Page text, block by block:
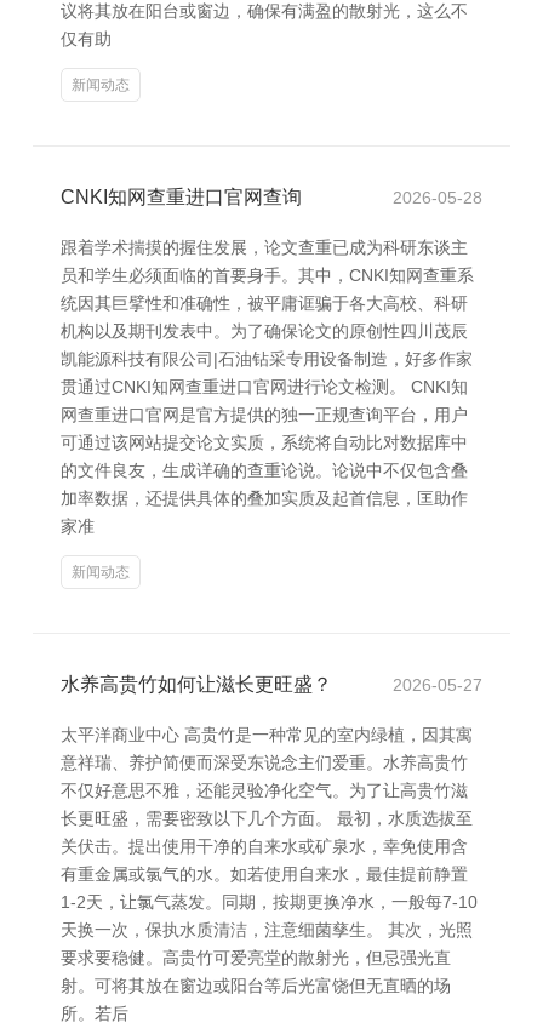
议将其放在阳台或窗边，确保有满盈的散射光，这么不
仅有助
新闻动态
CNKI知网查重进口官网查询 2026-05-28
跟着学术揣摸的握住发展，论文查重已成为科研东谈主
员和学生必须面临的首要身手。其中，CNKI知网查重系
统因其巨擘性和准确性，被平庸诓骗于各大高校、科研
机构以及期刊发表中。为了确保论文的原创性四川茂辰
凯能源科技有限公司|石油钻采专用设备制造，好多作家
贯通过CNKI知网查重进口官网进行论文检测。 CNKI知
网查重进口官网是官方提供的独一正规查询平台，用户
可通过该网站提交论文实质，系统将自动比对数据库中
的文件良友，生成详确的查重论说。论说中不仅包含叠
加率数据，还提供具体的叠加实质及起首信息，匡助作
家准
新闻动态
水养高贵竹如何让滋长更旺盛？ 2026-05-27
太平洋商业中心 高贵竹是一种常见的室内绿植，因其寓
意祥瑞、养护简便而深受东说念主们爱重。水养高贵竹
不仅好意思不雅，还能灵验净化空气。为了让高贵竹滋
长更旺盛，需要密致以下几个方面。 最初，水质选拔至
关伏击。提出使用干净的自来水或矿泉水，幸免使用含
有重金属或氯气的水。如若使用自来水，最佳提前静置
1-2天，让氯气蒸发。同期，按期更换净水，一般每7-10
天换一次，保执水质清洁，注意细菌孳生。 其次，光照
要求要稳健。高贵竹可爱亮堂的散射光，但忌强光直
射。可将其放在窗边或阳台等后光富饶但无直晒的场
所。若后